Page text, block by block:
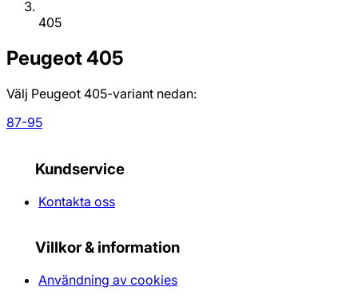
405
Peugeot405
Välj Peugeot 405-variant nedan:
87-95
Kundservice
Kontakta oss
Villkor & information
Användning av cookies